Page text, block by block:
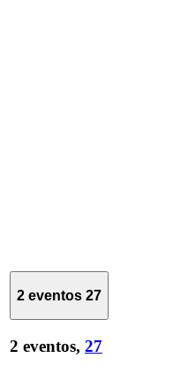
2 eventos 27
2 eventos, 27